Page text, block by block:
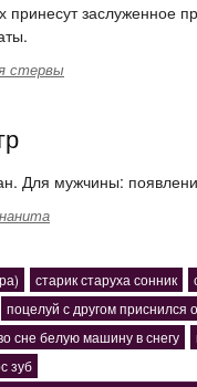
принесут заслуженное
стервы
Для мужчины:
старик старуха сонник
поцелуй с другом приснился
сне белую машину в снегу
зуб